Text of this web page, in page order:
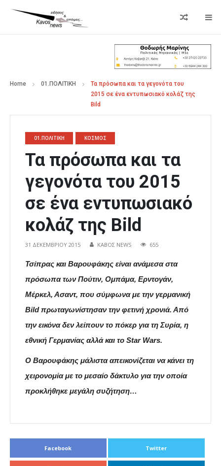
Home 01.ΠΟΛΙΤΙΚΗ
Τα πρόσωπα και τα γεγονότα του
2015 σε ένα εντυπωσιακό κολάζ της
Bild
01.ΠΟΛΙΤΙΚΗ ΚΟΣΜΟΣ
Τα πρόσωπα και τα
γεγονότα του 2015
σε ένα εντυπωσιακό
κολάζ της Bild
31 ΔΕΚΕΜΒΡΊΟΥ 2015 ΚΑΒΟΣ NEWS 655
Τσίπρας και Βαρουφάκης είναι ανάμεσα στα
πρόσωπα των Πούτιν, Ομπάμα, Ερντογάν,
Μέρκελ, Ασαντ, που σύμφωνα με την γερμανική
Bild πρωταγωνίστησαν την φετινή χρονιά. Από
την εικόνα δεν λείπουν το πόκερ για τη Συρία, η
εθνική Γερμανίας αλλά και το Star Wars.
Ο Βαρουφάκης μάλιστα απεικονίζεται να κάνει τη
χειρονομία με το μεσαίο δάκτυλο για την οποία
προκλήθηκε μεγάλη συζήτηση…
Facebook Twitter